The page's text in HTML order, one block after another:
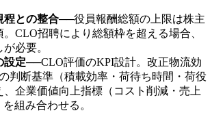
との整合──役員報酬総額の上限は株主
CLO招聘により総額枠を超える場合、
必要。
設定──CLO評価のKPI設計。改正物流効
判断基準（積載効率・荷待ち時間・荷役
、企業価値向上指標（コスト削減・売上
組み合わせる。